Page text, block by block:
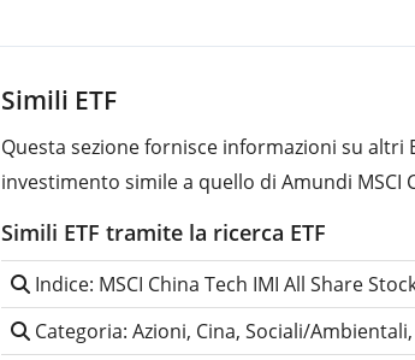
Simili ETF
Questa sezione fornisce informazioni su altri
investimento simile a quello di Amundi MSCI
Simili ETF tramite la ricerca ETF
Indice: MSCI China Tech IMI All Share
Categoria: Azioni, Cina, Sociali/